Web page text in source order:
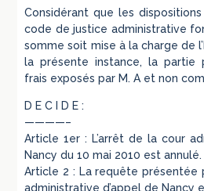
Considérant que les
code de justice administrative
somme soit mise à la charge de
la présente instance, la partie
frais exposés par M. A et non
D E C I D E :
————–
Article 1er : L’arrêt de la cour
Nancy du 10 mai 2010 est annulé.
Article 2 : La requête présentée
administrative d’appel de Nancy